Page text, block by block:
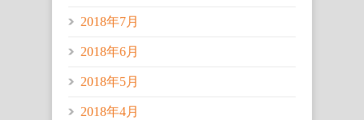
2018年7月
2018年6月
2018年5月
2018年4月